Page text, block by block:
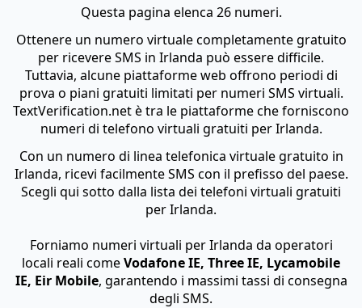
Questa pagina elenca 26 numeri.
Ottenere un numero virtuale completamente gratuito
per ricevere SMS in Irlanda può essere difficile.
Tuttavia, alcune piattaforme web offrono periodi di
prova o piani gratuiti limitati per numeri SMS virtuali.
TextVerification.net è tra le piattaforme che forniscono
numeri di telefono virtuali gratuiti per Irlanda.
Con un numero di linea telefonica virtuale gratuito in
Irlanda, ricevi facilmente SMS con il prefisso del paese.
Scegli qui sotto dalla lista dei telefoni virtuali gratuiti
per Irlanda.
Forniamo numeri virtuali per Irlanda da operatori
locali reali comeVodafone IE, Three IE, Lycamobile
IE, Eir Mobile, garantendo i massimi tassi di consegna
degli SMS.